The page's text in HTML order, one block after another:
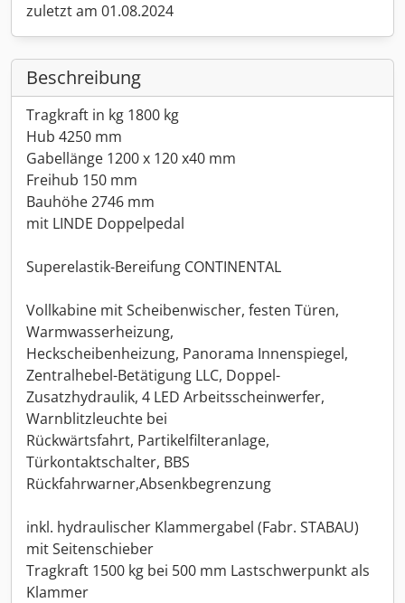
zuletzt am 01.08.2024
Beschreibung
Tragkraft in kg 1800 kg
Hub 4250 mm
Gabellänge 1200 x 120 x40 mm
Freihub 150 mm
Bauhöhe 2746 mm
mit LINDE Doppelpedal
Superelastik-Bereifung CONTINENTAL
Vollkabine mit Scheibenwischer, festen Türen,
Warmwasserheizung,
Heckscheibenheizung, Panorama Innenspiegel,
Zentralhebel-Betätigung LLC, Doppel-
Zusatzhydraulik, 4 LED Arbeitsscheinwerfer,
Warnblitzleuchte bei
Rückwärtsfahrt, Partikelfilteranlage,
Türkontaktschalter, BBS
Rückfahrwarner,Absenkbegrenzung
inkl. hydraulischer Klammergabel (Fabr. STABAU)
mit Seitenschieber
Tragkraft 1500 kg bei 500 mm Lastschwerpunkt als
Klammer